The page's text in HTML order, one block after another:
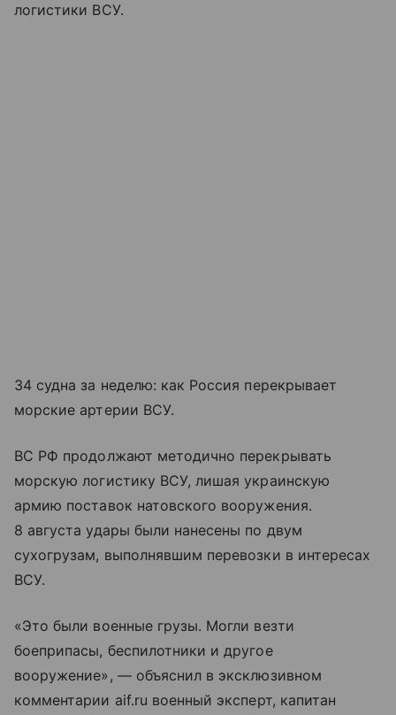
логистики ВСУ.
34 судна за неделю: как Россия перекрывает
морские артерии ВСУ.
ВС РФ продолжают методично перекрывать
морскую логистику ВСУ, лишая украинскую
армию поставок натовского вооружения.
8 августа удары были нанесены по двум
сухогрузам, выполнявшим перевозки в интересах
ВСУ.
«Это были военные грузы. Могли везти
боеприпасы, беспилотники и другое
вооружение», — объяснил в эксклюзивном
комментарии aif.ru военный эксперт, капитан